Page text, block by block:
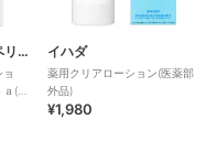
エリクシール シュペリエル
(医
イハダ
薬用クリアローション(医薬部
外品)
¥1,980